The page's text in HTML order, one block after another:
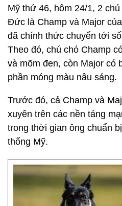
Mỹ thứ 46, hôm 24/1, 2
Đức là Champ và Major
đã chính thức chuyển tới
Theo đó, chú chó Champ
và mõm đen, còn Major có
phần móng màu nâu sáng.
Trước đó, cả Champ và
xuyên trên các nền tảng
trong thời gian ông chuẩn
thống Mỹ.